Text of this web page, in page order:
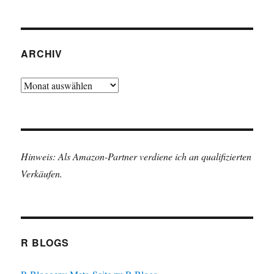
ARCHIV
Archiv
Hinweis: Als Amazon-Partner verdiene ich an qualifizierten
Verkäufen.
R BLOGS